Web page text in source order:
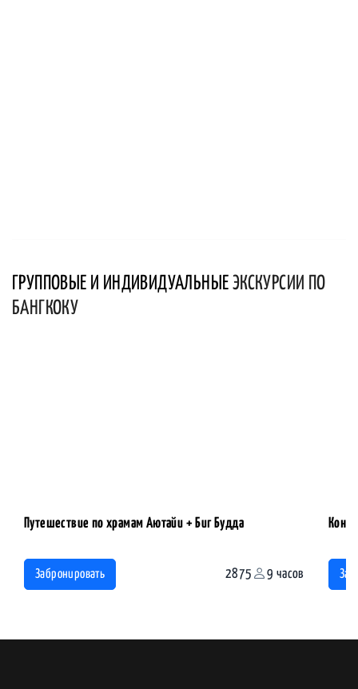
ГРУППОВЫЕ И ИНДИВИДУАЛЬНЫЕ ЭКСКУРСИИ ПО
БАНГКОКУ
Путешествие по храмам Аютайи + Биг Будда
Забронировать 2875 9 часов